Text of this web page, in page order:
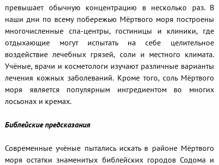
превышает обычную концентрацию в несколько раз. В
наши дни по всему побережью Мёртвого моря построены
многочисленные спа-центры, гостиницы и клиники, где
отдыхающие могут испытать на себе целительное
воздействие лечебных грязей, соли и местного климата.
Учёные, врачи и косметологи изучают различные варианты
лечения кожных заболеваний. Кроме того, соль Мёртвого
моря является популярным ингредиентом во многих
лосьонах и кремах.
Библейские предсказания
Современные учёные пытались искать в районе Мёртвого
моря остатки знаменитых библейских городов Содома и